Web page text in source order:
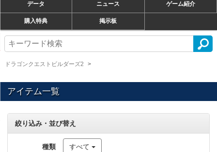
データ ニュース ゲーム紹介
購入特典 掲示板
ドラゴンクエストビルダーズ2
アイテム一覧
絞り込み・並び替え
種類 すべて